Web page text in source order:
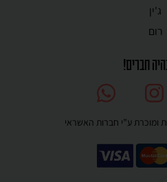
ג'ין
רום
חברים!
ומוכרת ע”י חברות האשראי